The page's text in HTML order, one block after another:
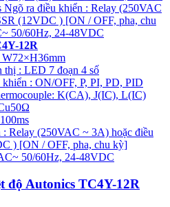
12R
thị : LED 7 đoạn 4 số
: ON/OFF, P, PI, PD, PID
K(CA), J(IC), L(IC)
: Relay (250VAC ~ 3A) hoặc điều
) [ON / OFF, pha, chu kỳ]
50/60Hz, 24-48VDC
độ Autonics TC4Y-12R